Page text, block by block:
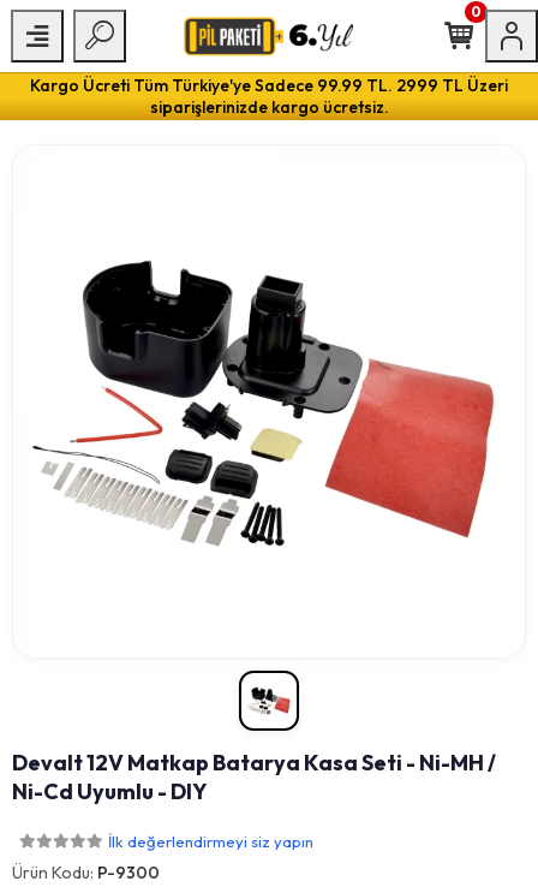
Kargo Ücreti Tüm Türkiye'ye Sadece 99.99 TL. 2999 TL Üzeri
siparişlerinizde kargo ücretsiz.
0
Devalt 12V Matkap Batarya Kasa Seti - Ni-MH /
Ni-Cd Uyumlu - DIY
İlk değerlendirmeyi siz yapın
Ürün Kodu: P-9300